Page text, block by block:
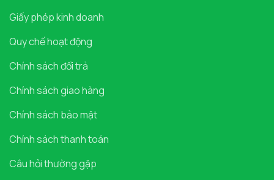
Giấy phép kinh doanh
Quy chế hoạt động
Chính sách đổi trả
Chính sách giao hàng
Chính sách bảo mật
Chính sách thanh toán
Câu hỏi thường gặp